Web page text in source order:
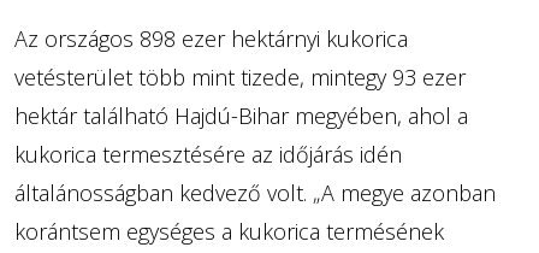
Az országos 898 ezer hektárnyi kukorica
vetésterület több mint tizede, mintegy 93 ezer
hektár található Hajdú-Bihar megyében, ahol a
kukorica termesztésére az időjárás idén
általánosságban kedvező volt. „A megye azonban
korántsem egységes a kukorica termésének